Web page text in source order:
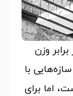
وزن
با
اما برای